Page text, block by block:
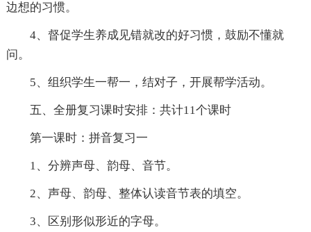
边想的习惯。
4、督促学生养成见错就改的好习惯，鼓励不懂就
问。
5、组织学生一帮一，结对子，开展帮学活动。
五、全册复习课时安排：共计11个课时
第一课时：拼音复习一
1、分辨声母、韵母、音节。
2、声母、韵母、整体认读音节表的填空。
3、区别形似形近的字母。